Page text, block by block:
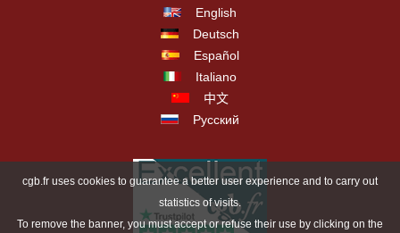
English
Deutsch
Español
Italiano
中文
Русский
cgb.fr uses cookies to guarantee a better user experience and to carry out
statistics of visits.
To remove the banner, you must accept or refuse their use by clicking on the